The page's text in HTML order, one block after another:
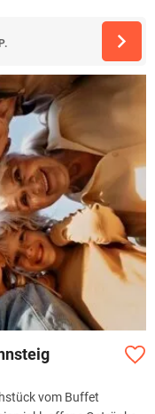
vom Buffet